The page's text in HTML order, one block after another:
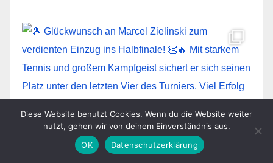
Diese Website benutzt Cookies. Wenn du die Website weiter
nutzt, gehen wir von deinem Einverständnis aus.
OK
Datenschutzerklärung